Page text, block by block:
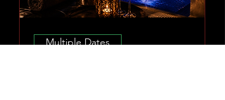
Multiple Dates